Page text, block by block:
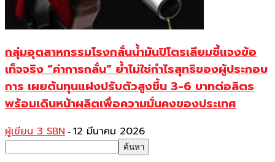
กลุ่มอุตสาหกรรมโรงกลั่นน้ำมันปิโตรเลียมชี้แจงข้อ
เท็จจริง “ค่าการกลั่น” ย้ำไม่ใช่กำไรสุทธิของผู้ประกอบ
การ เผยต้นทุนแฝงปรับตัวสูงขึ้น 3-6 บาทต่อลิตร
พร้อมเดินหน้าผลิตเพื่อความมั่นคงของประเทศ
ผู้เขียน 3 SBN - 12 มีนาคม 2026